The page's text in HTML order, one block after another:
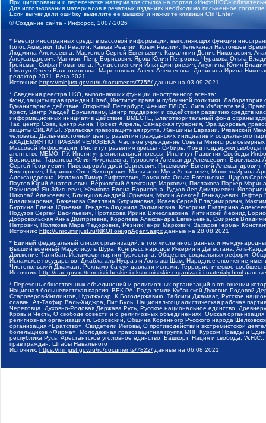
При цитировании и перепечатке материалов ссылка на портал «ИнфоШОС»
Для использования материалов в печатных изданиях необходимо письменное
Если вы увидели ошибку, выделите ее мышкой и нажмите клавиши Ctrl+Enter
©Создание сайта - Инфорос, 2007-2026
* Реестр иностранных средств массовой информации, выполняющих функции
Голос Америки, Idel.Реалии, Кавказ.Реалии, Крым.Реалии, Телеканал Настоящее
Людмила Алексеевна, Маркелов Сергей Евгеньевич, Камалягин Денис Николаевич,
Александрович, Маняхин Петр Борисович, Ярош Юлия Петровна, Чуракова Ольга
Гройсман Софья Романовна, Рождественский Илья Дмитриевич, Апухтина Юлия
Шмагун Олеся Валентиновна, Мароховская Алеся Алексеевна, Долинина Ирина
редактор 2021, Вега 2021
Источник: https://minjust.gov.ru/ru/documents/7755/ данные на 03.09.2021
* Сведения реестра НКО, выполняющих функции иностранного агента:
Фонд защиты прав граждан Штаб, Институт права и публичной политики,
Гуманитарное действие, Открытый Петербург, Феникс ПЛЮС, Лига Избирателей,
Крест, Центр Хасдей Ерушалаим, Центр поддержки и содействия развитию средств
информационных инициатив Действие, ВМЕСТЕ, Благотворительный фонд охраны
Так, центр Сова, центр Анна, Проект Апрель, Самарская губерния, Эра здоровья,
защиты СИБАЛЬТ, Уральская правозащитная группа, Женщины Евразии, Рязанский
человека, Дальневосточный центр развития гражданских инициатив и социального
АКАДЕМИЯ ПО ПРАВАМ ЧЕЛОВЕКА, Частное учреждение Совета Министров северных
Массовой Информации, Институт развития прессы - Сибирь, Фонд поддержки
агентство МЕМО. РУ, Институт региональной прессы, Институт Развития Свободы
Борисовна, Таранова Юлия Николаевна, Туровский Александр Алексеевич,
Сергей Георгиевич, Пивоваров Андрей Сергеевич, Писемский Евгений
Викторович, Шарипков Олег Викторович, Мальсагов Муса Асланович, Мошель Ирина
Александровна, Исламов Тимур Рифгатович, Романова Ольга Евгеньевна, Щаров
Паутов Юрий Анатольевич, Верховский Александр Маркович, Пислакова-Паркер
Рачинский Ян Збигневич, Жемкова Елена Борисовна, Гудков Лев Дмитриевич,
Николай Алексеевич, Блинушов Андрей Юрьевич, Мосин Алексей Геннадьевич,
Владимировна, Баженова Светлана Куприяновна, Исаев Сергей Владимирович,
Буртина Елена Юрьевна, Гендель Людмила Залмановна, Кокорина Екатерина
Подузов Сергей Васильевич, Протасова Ирина Вячеславовна, Литинский Леонид
Добровольская Анна Дмитриевна, Королева Александра Евгеньевна, Смирнов
Петрович, Полякова Мара Федоровна, Резник Генри Маркович, Захаров Герман
Источник: http://unro.minjust.ru/NKOForeignAgent.aspx данные на 28.08.2021
* Единый федеральный список организаций, в том числе иностранных и
Высший военный Маджлисуль Шура, Конгресс народов Ичкерии и Дагестана, Аль-
Движение Талибан, Исламская партия Туркестана, Общество социальных реформ,
Исламское государство, Джабха аль-Нусра ли-Ахль аш-Шам, Народное ополчение
Чистопольский Джамаат, Рохнамо ба суи давлати исломи, Террористическое
Источник: http://nac.gov.ru/terroristicheskie-i-ekstremistskie-organizacii-i-materialy.html
* Перечень общественных объединений и религиозных организаций в отношении
Национал-большевистская партия, ВЕК РА, Рада земли Кубанской Духовно Родовой
Староверов-Инглингов, Нурджулар, К Богодержавию, Таблиги Джамаат, Русское
славян, Ат-Такфир Валь-Хиджра, Пит Буль, Национал-социалистическая рабочая
Череповца, Духовно-Родовая Держава Русь, Русское национальное единство,
Кровь и Честь, О свободе совести и о религиозных объединениях, Омская
религиозная организация п. Боровский, Община Коренного Русского народа
организация «Братство», Свидетели Иеговы, О противодействии экстремистской
болельщиков «Фирма», Молодежная правозащитная группа МПГ, Курсом Правды и
республика Русь, Арестантское уголовное единство, Башкорт, Нация и свобода,
прав граждан, Штабы Навального
Источник: https://minjust.gov.ru/ru/documents/7822/ данные на 06.08.2021